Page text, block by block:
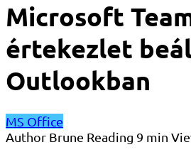
Microsoft
értekezlet
Outlookban
MS Office
Author Brune Reading 9 min